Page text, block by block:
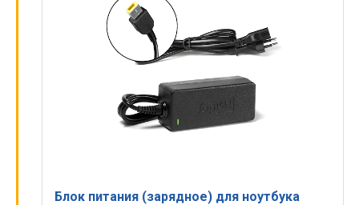
Блок питания (зарядное) для ноутбука